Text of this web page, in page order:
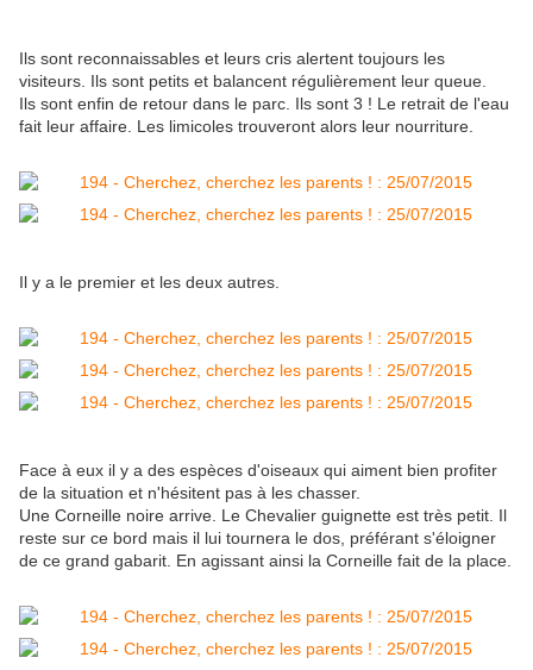
Ils sont reconnaissables et leurs cris alertent toujours les
visiteurs. Ils sont petits et balancent régulièrement leur queue.
Ils sont enfin de retour dans le parc. Ils sont 3 ! Le retrait de l'eau
fait leur affaire. Les limicoles trouveront alors leur nourriture.
Il y a le premier et les deux autres.
Face à eux il y a des espèces d'oiseaux qui aiment bien profiter
de la situation et n'hésitent pas à les chasser.
Une Corneille noire arrive. Le Chevalier guignette est très petit. Il
reste sur ce bord mais il lui tournera le dos, préférant s'éloigner
de ce grand gabarit. En agissant ainsi la Corneille fait de la place.